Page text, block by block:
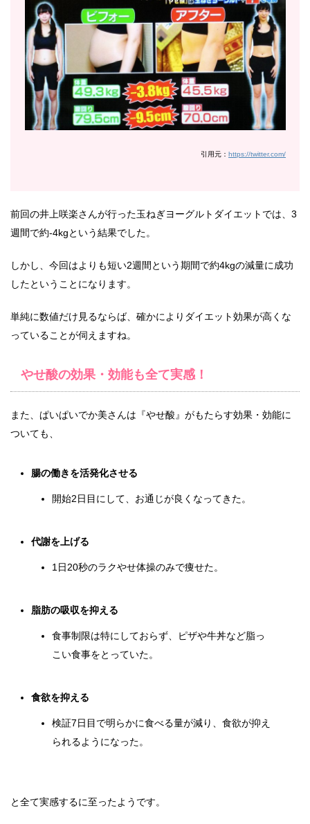
引用元： https://twitter.com/
前回の井上咲楽さんが行った玉ねぎヨーグルトダイエットでは、3
週間で約-4kgという結果でした。
しかし、今回はよりも短い2週間という期間で約4kgの減量に成功
したということになります。
単純に数値だけ見るならば、確かによりダイエット効果が高くな
っていることが伺えますね。
やせ酸の効果・効能も全て実感！
また、ぱいぱいでか美さんは『やせ酸』がもたらす効果・効能に
ついても、
腸の働きを活発化させる
開始2日目にして、お通じが良くなってきた。
代謝を上げる
1日20秒のラクやせ体操のみで痩せた。
脂肪の吸収を抑える
食事制限は特にしておらず、ピザや牛丼など脂っ
こい食事をとっていた。
食欲を抑える
検証7日目で明らかに食べる量が減り、食欲が抑え
られるようになった。
と全て実感するに至ったようです。